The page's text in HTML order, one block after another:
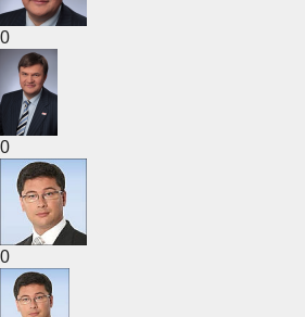
0
0
0